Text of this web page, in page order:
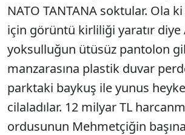
NATO TANTANA soktular. Ola
için görüntü kirliliği yaratır diye
yoksulluğun ütüsüz pantolon
manzarasına plastik duvar
parktaki baykuş ile yunus
cilaladılar. 12 milyar TL
ordusunun Mehmetçiğin